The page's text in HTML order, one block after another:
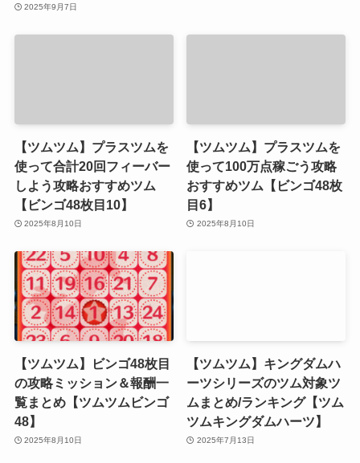
2025年9月7日
【ツムツム】プラスツムを
使って合計20回フィーバー
しよう攻略おすすめツム
【ビンゴ48枚目10】
2025年8月10日
【ツムツム】プラスツムを
使って100万点稼ごう攻略
おすすめツム【ビンゴ48枚
目6】
2025年8月10日
【ツムツム】ビンゴ48枚目
の攻略ミッション＆報酬一
覧まとめ【ツムツムビンゴ
48】
2025年8月10日
【ツムツム】キングダムハ
ーツシリーズのツム対象ツ
ムまとめ/ランキング【ツム
ツムキングダムハーツ】
2025年7月13日